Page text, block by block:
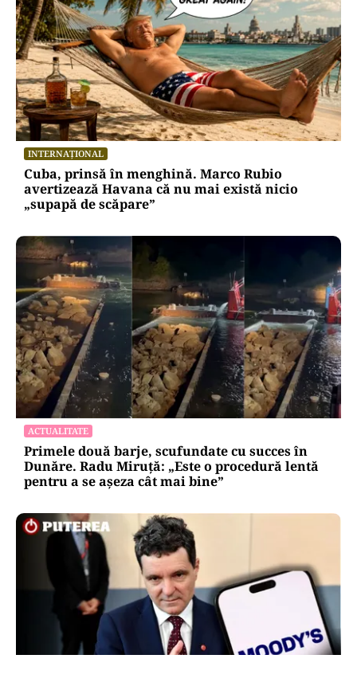
INTERNAȚIONAL
Cuba, prinsă în menghină. Marco Rubio
avertizează Havana că nu mai există nicio
„supapă de scăpare”
ACTUALITATE
Primele două barje, scufundate cu succes în
Dunăre. Radu Miruță: „Este o procedură lentă
pentru a se așeza cât mai bine”